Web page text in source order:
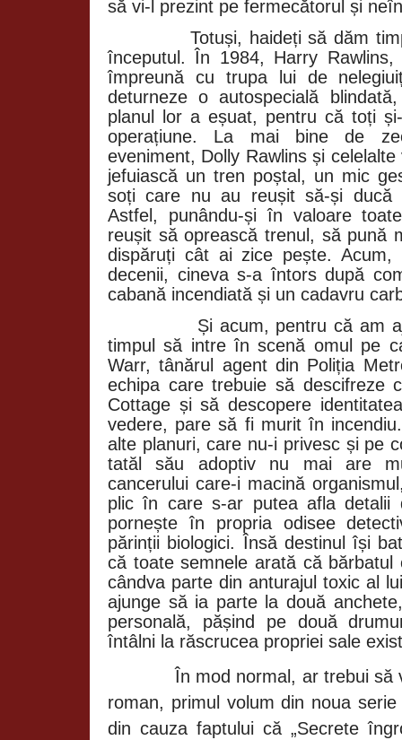
să vi-l prezint pe fermecătorul și
Totuși, haideți să dăm
începutul. În 1984, Harry
împreună cu trupa lui de
deturneze o autospecială
planul lor a eșuat, pentru că toți
operațiune. La mai bine de
eveniment, Dolly Rawlins și
jefuiască un tren poștal, un mic
soți care nu au reușit să-și ducă
Astfel, punându-și în valoare
reușit să oprească trenul, să pună
dispăruți cât ai zice pește.
decenii, cineva s-a întors după
cabană incendiată și un cadavru
Și acum, pentru că am
timpul să intre în scenă omul pe
Warr, tânărul agent din Poliția
echipa care trebuie să descifreze
Cottage și să descopere
vedere, pare să fi murit în
alte planuri, care nu-i privesc și pe
tatăl său adoptiv nu mai are
cancerului care-i macină
plic în care s-ar putea afla detalii
pornește în propria odisee
părinții biologici. Însă destinul își
că toate semnele arată că
cândva parte din anturajul toxic al
ajunge să ia parte la două
personală, pășind pe două
întâlni la răscrucea propriei sale
În mod normal, ar trebui să
roman, primul volum din noua
din cauza faptului că „Secrete